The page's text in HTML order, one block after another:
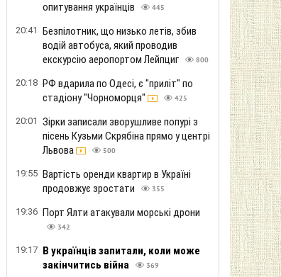
опитування українців
445
20:41 Безпілотник, що низько летів, збив
водій автобуса, який проводив
екскурсію аеропортом Лейпциг
800
20:18 РФ вдарила по Одесі, є "приліт" по
стадіону "Чорноморця"
425
20:01 Зірки записали зворушливе попурі з
пісень Кузьми Скрябіна прямо у центрі
Львова
500
19:55 Вартість оренди квартир в Україні
продовжує зростати
355
19:36 Порт Ялти атакували морські дрони
342
19:17 В українців запитали, коли може
закінчитись війна
369